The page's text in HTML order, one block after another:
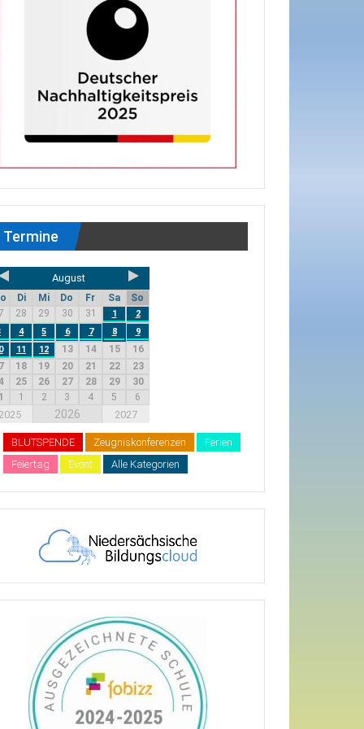
Termine
August
Di Mi Do Fr Sa
So
28 29 30 31 1
2
4 5 6 7 8
9
11 12 13 14 15
16
18 19 20 21 22
23
25 26 27 28 29
30
1 2 3 4 5 6
2025 2026 2027
BLUTSPENDE Zeugniskonferenzen
Ferien
Feiertag
Event Alle Kategorien